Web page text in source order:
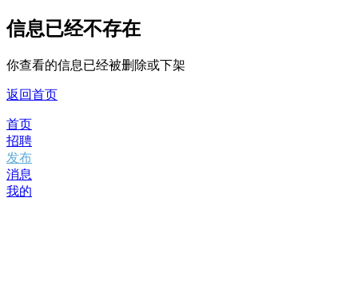
信息已经不存在
你查看的信息已经被删除或下架
返回首页
首页
招聘
发布
消息
我的